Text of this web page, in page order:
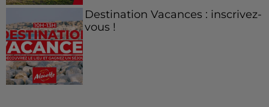
Destination Vacances : inscrivez-
vous !